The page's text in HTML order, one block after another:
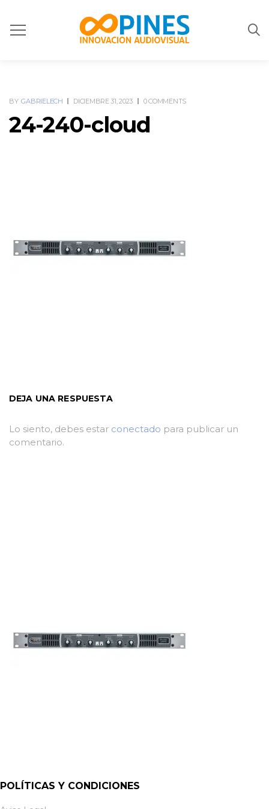
BY GABRIELECH DICIEMBRE 31, 2023 0 COMMENTS
24-240-cloud
DEJA UNA RESPUESTA
Lo siento, debes estar conectado para publicar un
comentario.
POLÍTICAS Y CONDICIONES